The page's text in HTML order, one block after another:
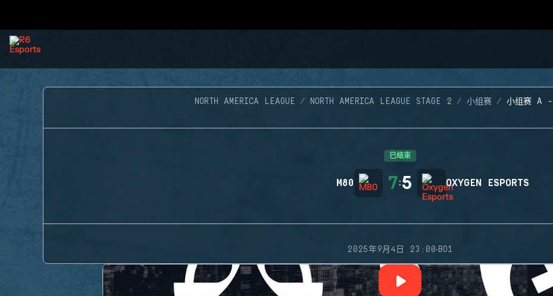
NORTH AMERICA LEAGUE NORTH AMERICA LEAGUE STAGE 2 小组赛 小组赛 A -
已结束
M80 7:5 OXYGEN ESPORTS
2025年9月4日 23:00·BO1